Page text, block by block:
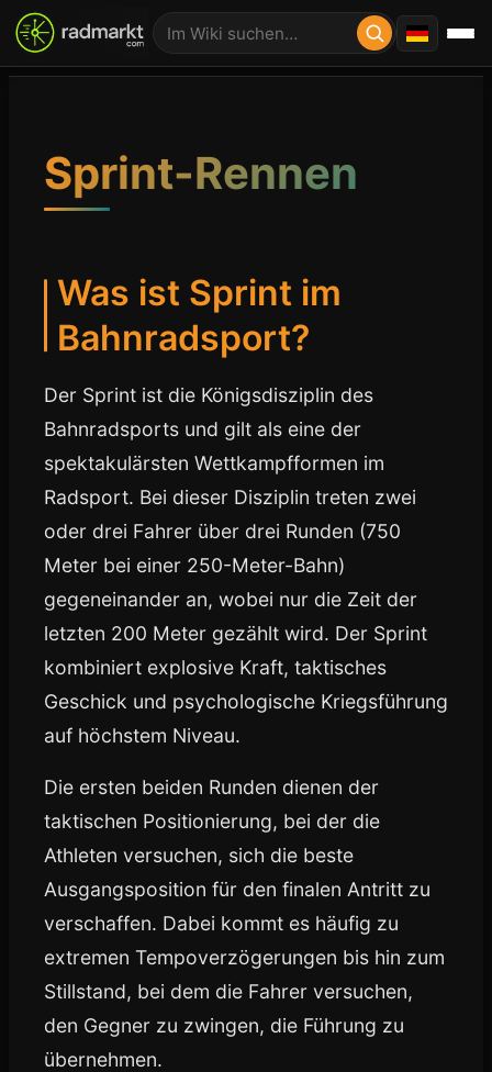
Sprint-Rennen
Was ist Sprint im
Bahnradsport?
Der Sprint ist die Königsdisziplin des
Bahnradsports und gilt als eine der
spektakulärsten Wettkampfformen im
Radsport. Bei dieser Disziplin treten zwei
oder drei Fahrer über drei Runden (750
Meter bei einer 250-Meter-Bahn)
gegeneinander an, wobei nur die Zeit der
letzten 200 Meter gezählt wird. Der Sprint
kombiniert explosive Kraft, taktisches
Geschick und psychologische Kriegsführung
auf höchstem Niveau.
Die ersten beiden Runden dienen der
taktischen Positionierung, bei der die
Athleten versuchen, sich die beste
Ausgangsposition für den finalen Antritt zu
verschaffen. Dabei kommt es häufig zu
extremen Tempoverzögerungen bis hin zum
Stillstand, bei dem die Fahrer versuchen,
den Gegner zu zwingen, die Führung zu
übernehmen.